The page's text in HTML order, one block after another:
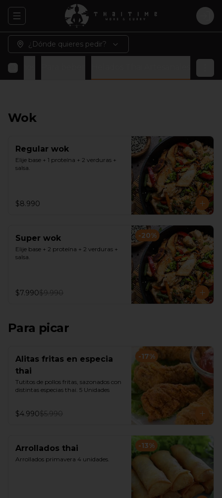
Abrir menu de navegación
¿Dónde quieres pedir?
Wok
Regular wok
Elije base + 1 proteína + 2 verduras +
salsa.
$8.990
-20%
Super wok
Elije base + 2 proteína + 2 verduras +
salsa.
$7.990$9.990
Para picar
-17%
Alitas fritas en especia
thai
Tutitos de pollos fritas, sazonados con
distintas especias thai. 5 Unidades
$4.990$5.990
-13%
Arrollados thai
Arrollados primavera 4 unidades.